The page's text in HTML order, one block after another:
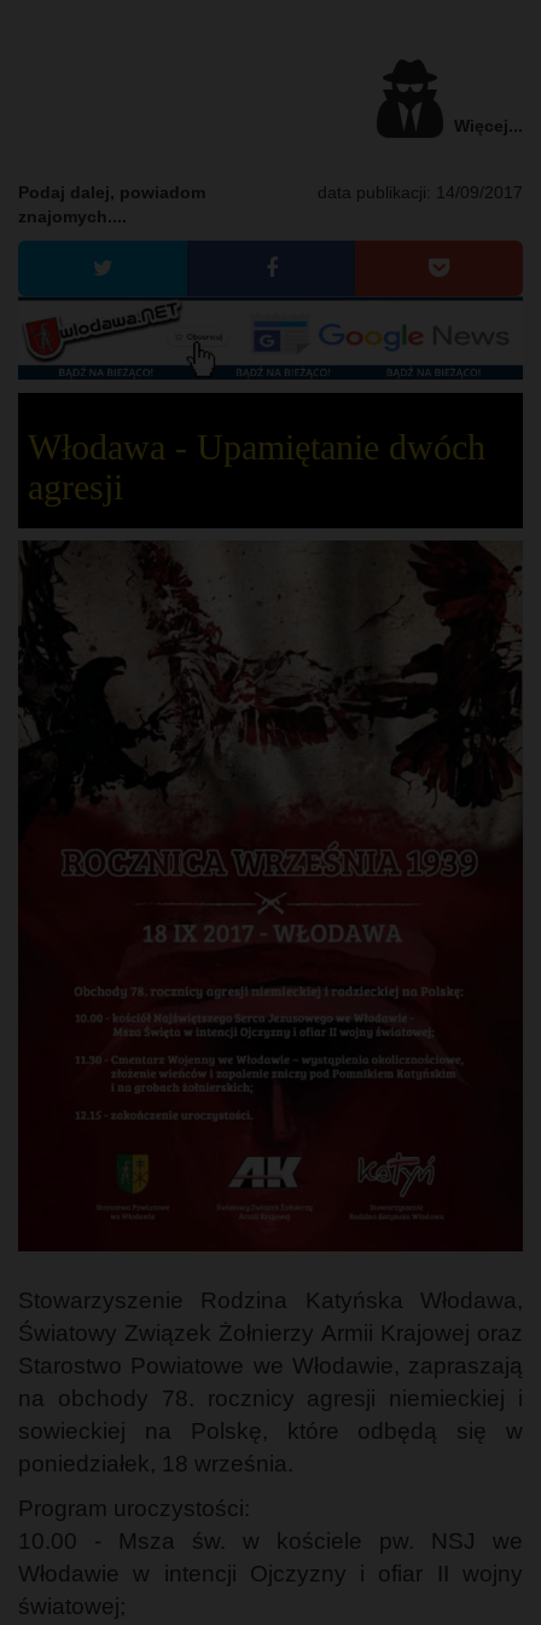
Więcej...
data publikacji: 14/09/2017
Podaj dalej, powiadom
znajomych....
Włodawa - Upamiętanie dwóch
agresji
Stowarzyszenie Rodzina Katyńska Włodawa,
Światowy Związek Żołnierzy Armii Krajowej oraz
Starostwo Powiatowe we Włodawie, zapraszają
na obchody 78. rocznicy agresji niemieckiej i
sowieckiej na Polskę, które odbędą się w
poniedziałek, 18 września.
Program uroczystości:
10.00 - Msza św. w kościele pw. NSJ we
Włodawie w intencji Ojczyzny i ofiar II wojny
światowej;